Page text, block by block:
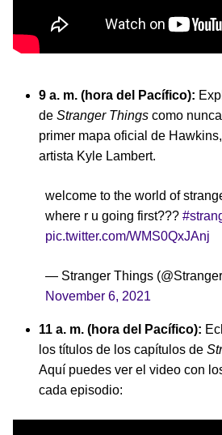
9 a. m. (hora del Pacífico):
de Stranger Things como
primer mapa oficial de
artista Kyle Lambert.
welcome to the world of
where r u going first???
pic.twitter.com/WMS0QxJAnj
— Stranger Things
November 6, 2021
11 a. m. (hora del Pacífico):
los títulos de los capítulos de
Aquí puedes ver el video con
cada episodio: